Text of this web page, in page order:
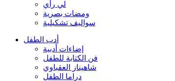
لي رأي
ومضات بصرية
سواليف تشكيلية
أدب الطفل
إضاءات أدبية
فن الكتابة للطفل
شاهيناز العقباوي
دراما الطفل